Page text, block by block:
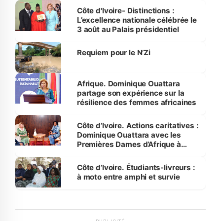
Bassam
Côte d'Ivoire- Distinctions :
L’excellence nationale célébrée le
3 août au Palais présidentiel
Requiem pour le N’Zi
Afrique. Dominique Ouattara
partage son expérience sur la
résilience des femmes africaines
Côte d’Ivoire. Actions caritatives :
Dominique Ouattara avec les
Premières Dames d’Afrique à
Côte d’Ivoire. Étudiants-livreurs :
à moto entre amphi et survie